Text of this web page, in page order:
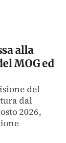
alla
MOG ed
del
dal
2026,